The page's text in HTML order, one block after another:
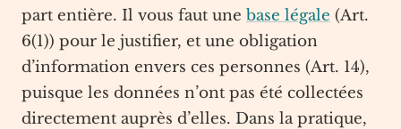
part entière. Il vous faut une base légale (Art.
6(1)) pour le justifier, et une obligation
d’information envers ces personnes (Art. 14),
puisque les données n’ont pas été collectées
directement auprès d’elles. Dans la pratique,